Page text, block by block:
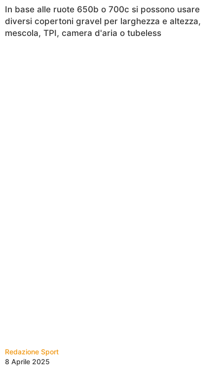
In base alle ruote 650b o 700c si possono usare
diversi copertoni gravel per larghezza e altezza,
mescola, TPI, camera d'aria o tubeless
Redazione Sport
8 Aprile 2025